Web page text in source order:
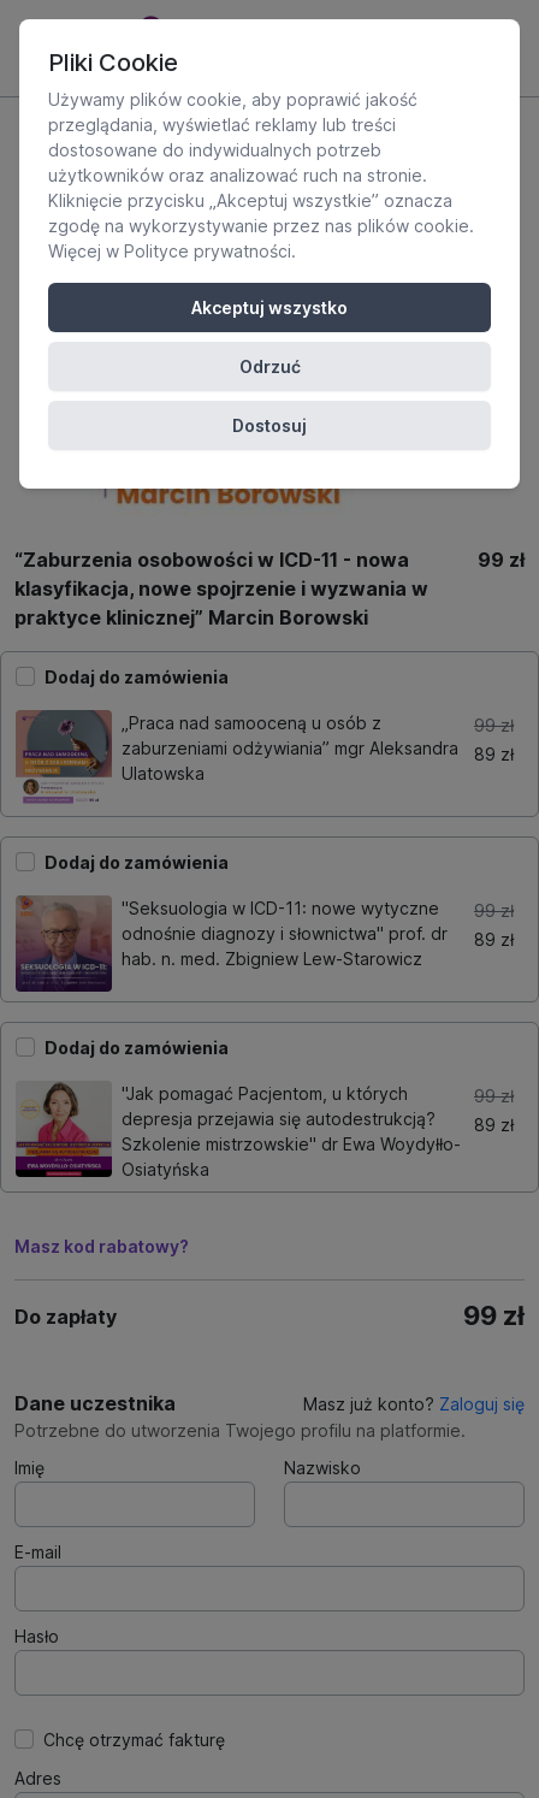
“Zaburzenia osobowości w ICD-11 - nowa
klasyfikacja, nowe spojrzenie i wyzwania w
praktyce klinicznej” Marcin Borowski
99 zł
Dodaj do zamówienia
„Praca nad samooceną u osób z
zaburzeniami odżywiania” mgr Aleksandra
Ulatowska
99 zł
89 zł
Dodaj do zamówienia
"Seksuologia w ICD-11: nowe wytyczne
odnośnie diagnozy i słownictwa" prof. dr
hab. n. med. Zbigniew Lew-Starowicz
99 zł
89 zł
Dodaj do zamówienia
"Jak pomagać Pacjentom, u których
depresja przejawia się autodestrukcją?
Szkolenie mistrzowskie" dr Ewa Woydyłło-
Osiatyńska
99 zł
89 zł
Masz kod rabatowy?
Do zapłaty 99 zł
Dane uczestnika Masz już konto? Zaloguj się
Potrzebne do utworzenia Twojego profilu na platformie.
Imię
Nazwisko
E-mail
Hasło
Chcę otrzymać fakturę
Adres
Pliki Cookie
Używamy plików cookie, aby poprawić jakość
przeglądania, wyświetlać reklamy lub treści
dostosowane do indywidualnych potrzeb
użytkowników oraz analizować ruch na stronie.
Kliknięcie przycisku „Akceptuj wszystkie” oznacza
zgodę na wykorzystywanie przez nas plików cookie.
Więcej w Polityce prywatności.
Akceptuj wszystko
Odrzuć
Dostosuj